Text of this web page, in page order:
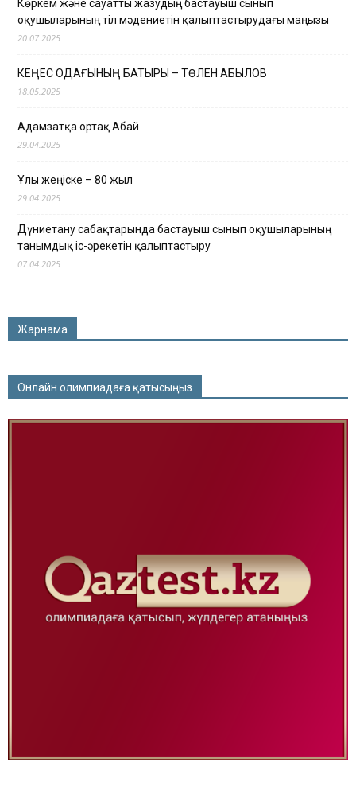
Көркем және сауатты жазудың бастауыш сынып
оқушыларының тіл мәдениетін қалыптастырудағы маңызы
20.07.2025
КЕҢЕС ОДАҒЫНЫҢ БАТЫРЫ – ТӨЛЕН ҚАБЫЛОВ
18.05.2025
Адамзатқа ортақ Абай
29.04.2025
Ұлы жеңіске – 80 жыл
29.04.2025
Дүниетану сабақтарында бастауыш сынып оқушыларының
танымдық іс-әрекетін қалыптастыру
07.04.2025
Жарнама
Онлайн олимпиадаға қатысыңыз